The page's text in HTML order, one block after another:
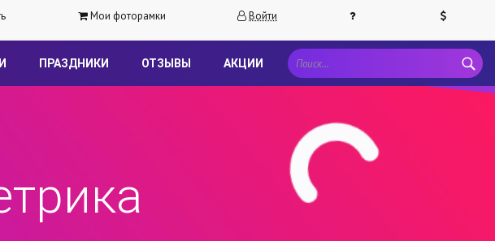
Мои фоторамки Войти
ПРАЗДНИКИ ОТЗЫВЫ АКЦИИ